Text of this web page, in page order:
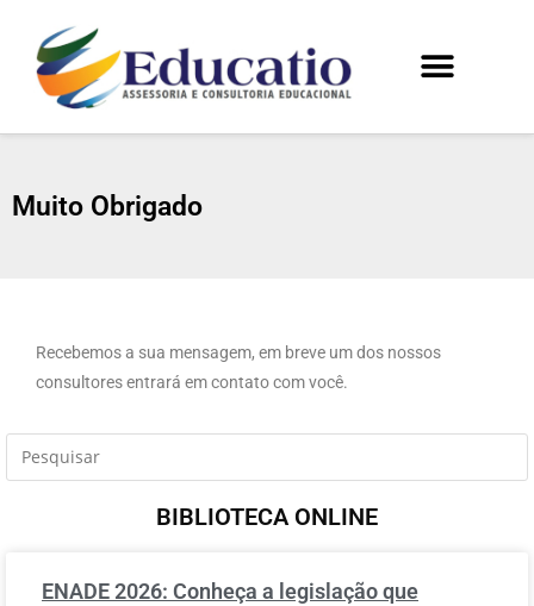
Muito Obrigado
Recebemos a sua mensagem, em breve um dos nossos
consultores entrará em contato com você.
BIBLIOTECA ONLINE
ENADE 2026: Conheça a legislação que